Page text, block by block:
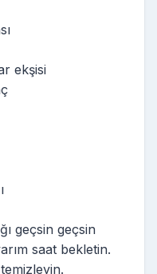
ekşisi
geçsin geçsin
saat bekletin.